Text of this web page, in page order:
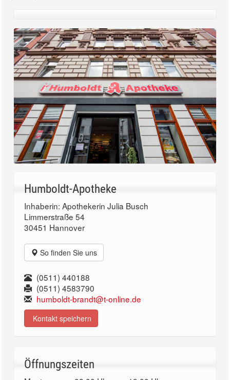
Humboldt-Apotheke
Inhaberin: Apothekerin Julia Busch
Limmerstraße 54
30451 Hannover
So finden Sie uns
(0511) 440188
(0511) 4583790
humboldt-brandt@t-online.de
Kontakt speichern
Öffnungszeiten